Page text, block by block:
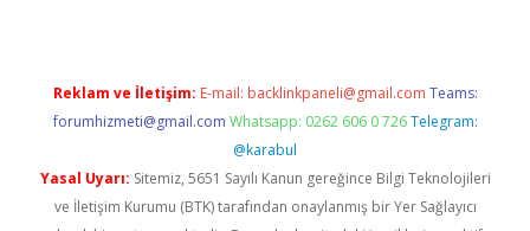
Reklam ve İletişim: E-mail: backlinkpaneli@gmail.com Teams:
forumhizmeti@gmail.com Whatsapp: 0262 606 0 726 Telegram:
@karabul
Yasal Uyarı: Sitemiz, 5651 Sayılı Kanun gereğince Bilgi Teknolojileri
ve İletişim Kurumu (BTK) tarafından onaylanmış bir Yer Sağlayıcı